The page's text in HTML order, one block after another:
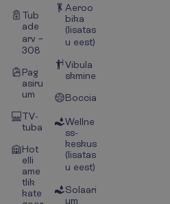
Tub
ade
arv –
308
Pag
asiru
um
TV-
tuba
Hot
elli
ame
tlik
kate
Aeroo
bika
(lisatas
u eest)
Vibula
skmine
Boccia
Wellne
ss-
keskus
(lisatas
u eest)
Solaari
um